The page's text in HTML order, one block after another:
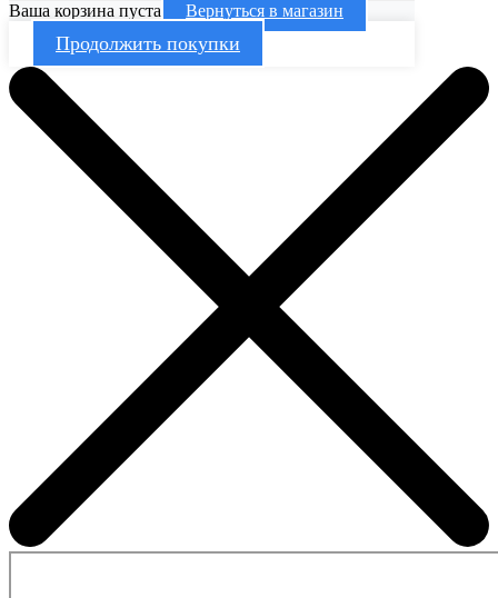
Ваша корзина пуста Вернуться в магазин
Продолжить покупки